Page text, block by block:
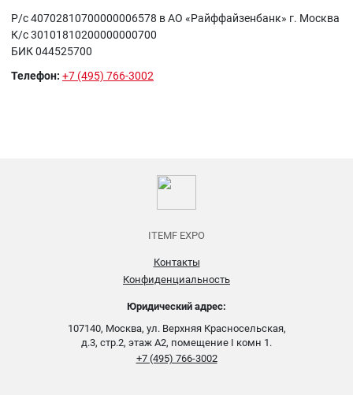
Р/с 40702810700000006578 в АО «Райффайзенбанк» г. Москва
К/с 30101810200000000700
БИК 044525700
Телефон: +7 (495) 766-3002
ITEMF EXPO
Контакты
Конфиденциальность
Юридический адрес:
107140, Москва, ул. Верхняя Красносельская,
д.3, стр.2, этаж А2, помещение I комн 1.
+7 (495) 766-3002